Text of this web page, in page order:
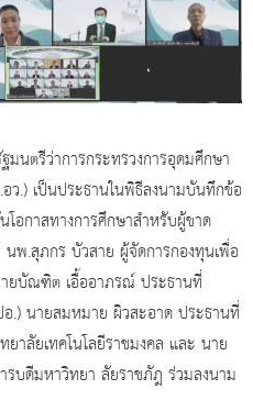
นตรีว่าการกระทรวงการอุดมศึกษา
ว.) เป็นประธานในพิธีลงนามบันทึกข้อ
อกาสทางการศึกษาสำหรับผู้ขาด
พ.สุภกร บัวสาย ผู้จัดการกองทุนเพื่อ
ยบัณฑิต เอื้ออาภรณ์ ประธานที่
.) นายสมหมาย ผิวสะอาด ประธานที่
าลัยเทคโนโลยีราชมงคล และ นาย
บดีมหาวิทยา ลัยราชภัฎ ร่วมลงนาม